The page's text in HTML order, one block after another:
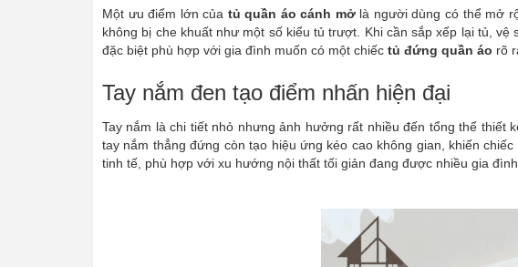
Một ưu điểm lớn của tủ quần áo cánh mởlà người dùng có thể mở
không bị che khuất như một số kiểu tủ trượt. Khi cần sắp xếp lại tủ,
đặc biệt phù hợp với gia đình muốn có một chiếc tủ đứng quần áo rõ
Tay nắm đen tạo điểm nhấn hiện đại
Tay nắm là chi tiết nhỏ nhưng ảnh hưởng rất nhiều đến tổng thể thiết
tay nắm thẳng đứng còn tạo hiệu ứng kéo cao không gian, khiến
tinh tế, phù hợp với xu hướng nội thất tối giản đang được nhiều gia đình